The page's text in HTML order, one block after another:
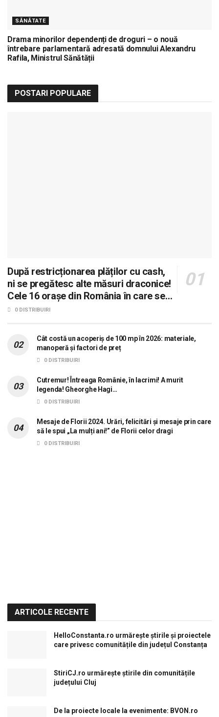
SĂNĂTATE
Drama minorilor dependenți de droguri – o nouă
întrebare parlamentară adresată domnului Alexandru
Rafila, Ministrul Sănătății
POSTARI POPULARE
După restricționarea plăților cu cash,
ni se pregătesc alte măsuri draconice!
Cele 16 orașe din România în care se
dorește aplicarea sistemului 0 carne, 0
0 DISTRIBUIRI
Cât costă un acoperiș de 100 mp în 2026: materiale,
manoperă și factori de preț
0 DISTRIBUIRI
Cutremur! Întreaga Românie, în lacrimi! A murit
legenda! Gheorghe Hagi…
0 DISTRIBUIRI
Mesaje de Florii 2024. Urări, felicitări și mesaje prin care
să le spui „La mulți ani!” de Florii celor dragi
0 DISTRIBUIRI
ARTICOLE RECENTE
HelloConstanta.ro urmărește știrile și proiectele
care privesc comunitățile din județul Constanța
StiriCJ.ro urmărește știrile din comunitățile
județului Cluj
De la proiecte locale la evenimente: BVON.ro